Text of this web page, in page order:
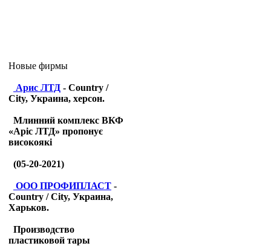
Новые фирмы
Арис ЛТД - Country /
City, Украина, херсон.
Млинний комплекс ВКФ
«Аріс ЛТД» пропонує
високоякі
(05-20-2021)
ООО ПРОФИПЛАСТ -
Country / City, Украина,
Харьков.
Производство
пластиковой тары